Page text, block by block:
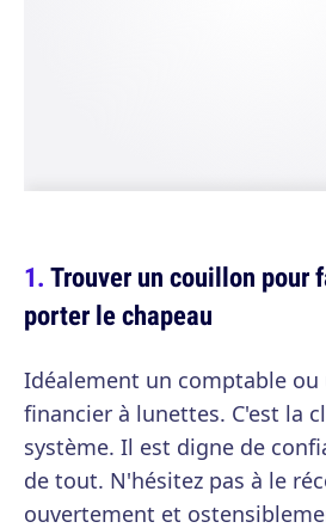
Trouver un couillon pour
porter le chapeau
Idéalement un comptable
financier à lunettes. C'est la
système. Il est digne de
de tout. N'hésitez pas à le
ouvertement et